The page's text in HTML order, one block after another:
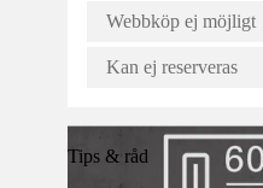
Webbköp ej möjligt
Kan ej reserveras
Tips & råd